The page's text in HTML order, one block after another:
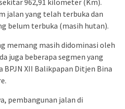
962,91 kilometer (Km).
jalan yang telah terbuka dan
belum terbuka (masih hutan).
memang masih didominasi oleh
juga beberapa segmen yang
BPJN XII Balikpapan Ditjen Bina
pembangunan jalan di